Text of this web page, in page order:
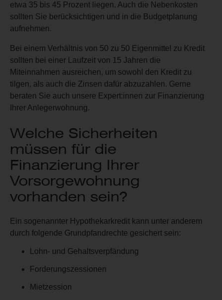
etwa 35 bis 45 Prozent liegen. Auch die Nebenkosten
sollten Sie berücksichtigen und in die Budgetplanung
aufnehmen.
Bei einem Verhältnis von 50 zu 50 Eigenmittel zu Kredit
sollten bei einer Laufzeit von 15 Jahren die
Miteinnahmen ausreichen, um sowohl den Kredit zu
tilgen, als auch die Zinsen dafür abzuzahlen. Gerne
beraten Sie auch unsere Expert:innen zur Finanzierung
Ihrer Anlegerwohnung.
Welche Sicherheiten
müssen für die
Finanzierung Ihrer
Vorsorgewohnung
vorhanden sein?
Ein sogenannter Hypothekarkredit kann unter anderem
durch folgende Grundpfandrechte gesichert sein:
Lohn- und Gehaltsverpfändung
Forderungszessionen
Mietzession